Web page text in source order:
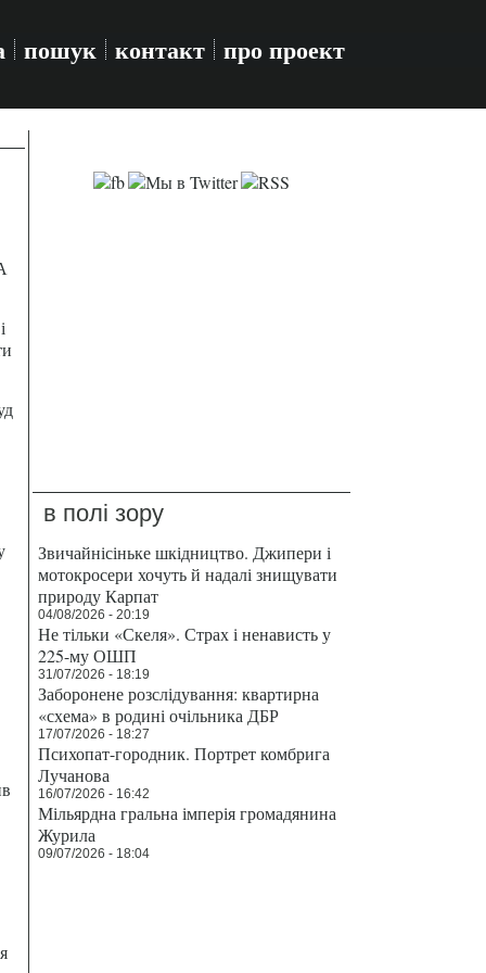
пошук контакт про проект
в полі зору
Звичайнісіньке шкідництво. Джипери і
мотокросери хочуть й надалі знищувати
природу Карпат
04/08/2026 - 20:19
Не тільки «Скеля». Страх і ненависть у
225-му ОШП
31/07/2026 - 18:19
Заборонене розслідування: квартирна
«схема» в родині очільника ДБР
17/07/2026 - 18:27
Психопат-городник. Портрет комбрига
Лучанова
16/07/2026 - 16:42
Мільярдна гральна імперія громадянина
Журила
09/07/2026 - 18:04